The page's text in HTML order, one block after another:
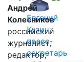
Евгений
Кузин,
пресс-
секретарь
Андрей
Колесников
российский
журналист,
редактор,